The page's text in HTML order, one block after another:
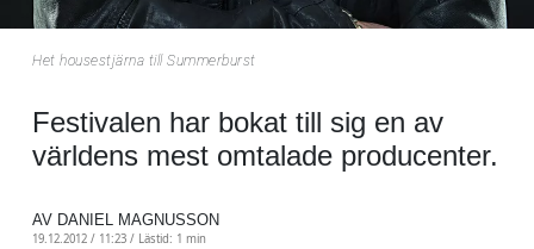
Het housestjärna till Summerburst
Festivalen har bokat till sig en av
världens mest omtalade producenter.
AV DANIEL MAGNUSSON
19.12.2012 / 11:23 / Lästid: 1 min